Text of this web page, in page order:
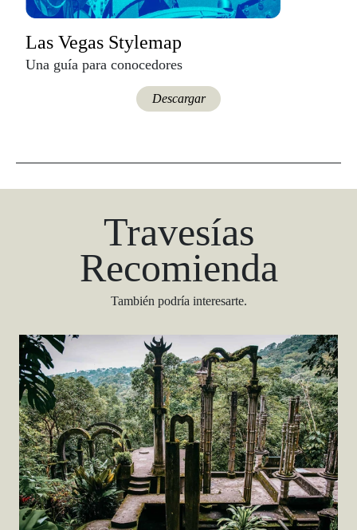
Las Vegas Stylemap
Una guía para conocedores
Descargar
Travesías
Recomienda
También podría interesarte.